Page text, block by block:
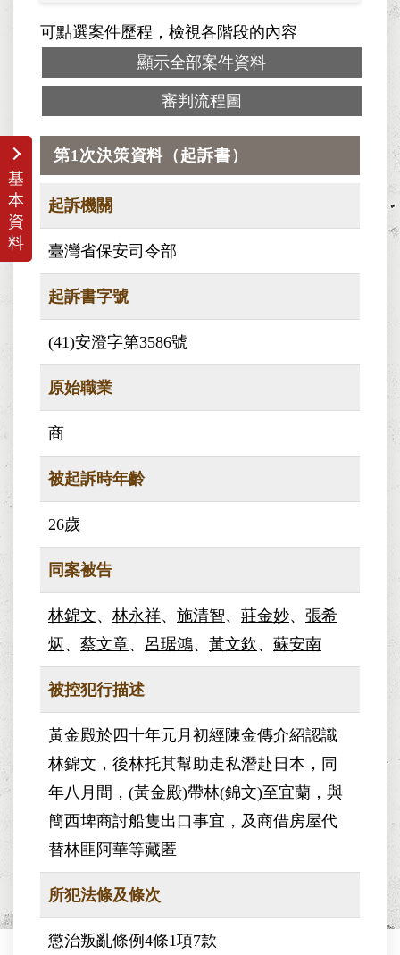
可點選案件歷程，檢視各階段的內容
顯示全部案件資料
審判流程圖
基
本
資
料
第1次決策資料（起訴書）
起訴機關
臺灣省保安司令部
起訴書字號
(41)安澄字第3586號
原始職業
商
被起訴時年齡
26歲
同案被告
林錦文、 林永祥、 施清智、 莊金妙、 張希
炳、 蔡文章、 呂琚鴻、 黃文欽、 蘇安南
被控犯行描述
黃金殿於四十年元月初經陳金傳介紹認識
林錦文，後林托其幫助走私潛赴日本，同
年八月間，(黃金殿)帶林(錦文)至宜蘭，與
簡西埤商討船隻出口事宜，及商借房屋代
替林匪阿華等藏匿
所犯法條及條次
懲治叛亂條例4條1項7款